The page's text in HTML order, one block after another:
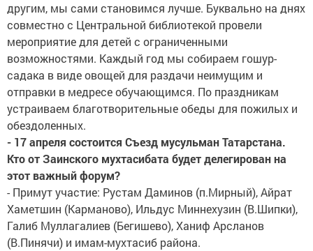
другим, мы сами становимся лучше. Буквально на днях
совместно с Центральной библиотекой провели
мероприятие для детей с ограниченными
возможностями. Каждый год мы собираем гошур-
садака в виде овощей для раздачи неимущим и
отправки в медресе обучающимся. По праздникам
устраиваем благотворительные обеды для пожилых и
обездоленных.
- 17 апреля состоится Съезд мусульман Татарстана.
Кто от Заинского мухтасибата будет делегирован на
этот важный форум?
- Примут участие: Рустам Даминов (п.Мирный), Айрат
Хаметшин (Карманово), Ильдус Миннехузин (В.Шипки),
Галиб Муллагалиев (Бегишево), Ханиф Арсланов
(В.Пинячи) и имам-мухтасиб района.